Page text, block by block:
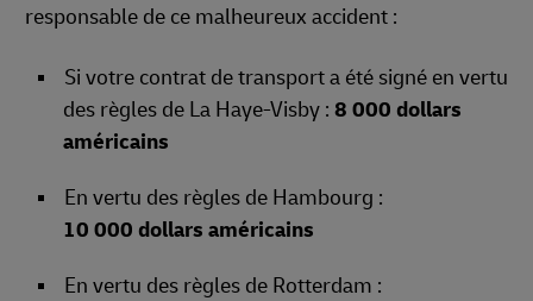
responsable de ce malheureux accident :
Si votre contrat de transport a été signé en vertu
des règles de La Haye-Visby : 8 000 dollars
américains
En vertu des règles de Hambourg :
10 000 dollars américains
En vertu des règles de Rotterdam :